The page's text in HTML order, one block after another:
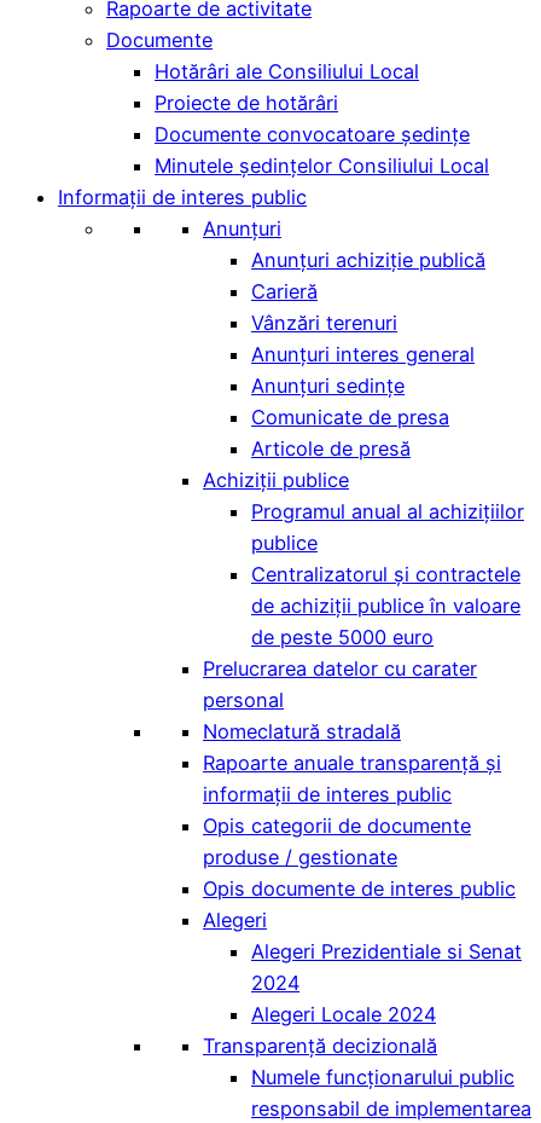
Rapoarte de activitate
Documente
Hotărâri ale Consiliului Local
Proiecte de hotărâri
Documente convocatoare ședințe
Minutele şedinţelor Consiliului Local
Informații de interes public
Anunțuri
Anunțuri achiziție publică
Carieră
Vânzări terenuri
Anunțuri interes general
Anunțuri sedințe
Comunicate de presa
Articole de presă
Achiziții publice
Programul anual al achizițiilor
publice
Centralizatorul și contractele
de achiziții publice în valoare
de peste 5000 euro
Prelucrarea datelor cu carater
personal
Nomeclatură stradală
Rapoarte anuale transparență și
informații de interes public
Opis categorii de documente
produse / gestionate
Opis documente de interes public
Alegeri
Alegeri Prezidentiale si Senat
2024
Alegeri Locale 2024
Transparență decizională
Numele funcționarului public
responsabil de implementarea